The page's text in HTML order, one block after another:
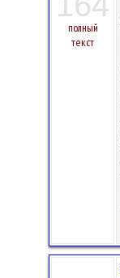
полный
текст